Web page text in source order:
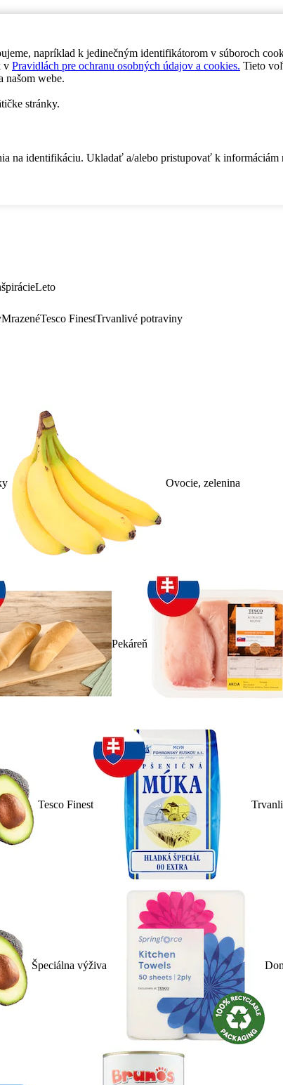
napríklad k jedinečným identifikátorom v súboroch
v Pravidlách pre ochranu osobných údajov a cookies. Tieto
našom webe.
stránky.
identifikáciu. Ukladať a/alebo pristupovať k informáciám
Leto
MrazenéTesco FinestTrvanlivé potraviny
Ovocie, zelenina
Pekáreň
Tesco Finest
Špeciálna výživa